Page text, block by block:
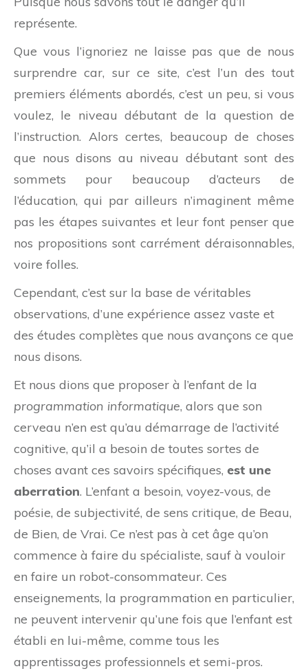
représente.
Que vous l’ignoriez ne laisse pas que de nous
surprendre car, sur ce site, c’est l’un des tout
premiers éléments abordés, c’est un peu, si vous
voulez, le niveau débutant de la question de
l’instruction. Alors certes, beaucoup de choses
que nous disons au niveau débutant sont des
sommets pour beaucoup d’acteurs de
l’éducation, qui par ailleurs n’imaginent même
pas les étapes suivantes et leur font penser que
nos propositions sont carrément déraisonnables,
voire folles.
Cependant, c’est sur la base de véritables
observations, d’une expérience assez vaste et
des études complètes que nous avançons ce que
nous disons.
Et nous dions que proposer à l’enfant de la
programmation informatique, alors que son
cerveau n’en est qu’au démarrage de l’activité
cognitive, qu’il a besoin de toutes sortes de
choses avant ces savoirs spécifiques, est une
aberration. L’enfant a besoin, voyez-vous, de
poésie, de subjectivité, de sens critique, de Beau,
de Bien, de Vrai. Ce n’est pas à cet âge qu’on
commence à faire du spécialiste, sauf à vouloir
en faire un robot-consommateur. Ces
enseignements, la programmation en particulier,
ne peuvent intervenir qu’une fois que l’enfant est
établi en lui-même, comme tous les
apprentissages professionnels et semi-pros.